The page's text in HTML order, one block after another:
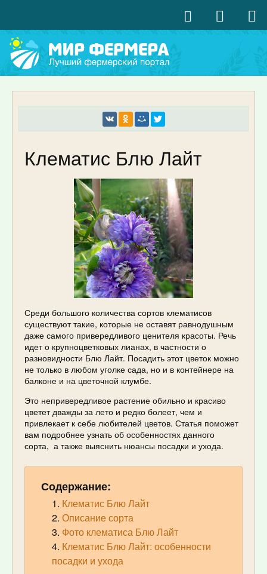
Клематис Блю Лайт
Среди большого количества сортов клематисов
существуют такие, которые не оставят равнодушным
даже самого привередливого ценителя красоты. Речь
идет о крупноцветковых лианах, в частности о
разновидности Блю Лайт. Посадить этот цветок можно
не только в любом уголке сада, но и в контейнере на
балконе и на цветочной клумбе.
Это непривередливое растение обильно и красиво
цветет дважды за лето и редко болеет, чем и
привлекает к себе любителей цветов. Статья поможет
вам подробнее узнать об особенностях данного
сорта, а также выяснить нюансы посадки и ухода.
Содержание:
Клематис Блю Лайт
Описание сорта
Фото клематиса Блю Лайт
Клематис Блю Лайт: особенности
посадки и ухода